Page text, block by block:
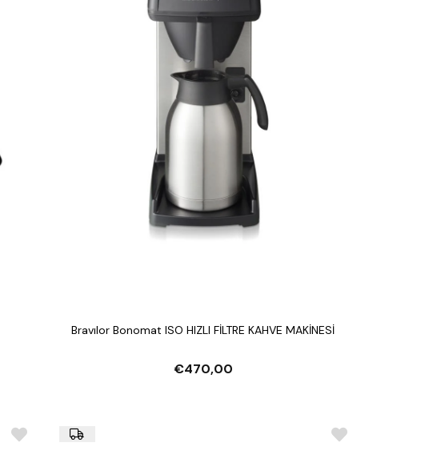
Bravılor Bonomat ISO HIZLI FİLTRE KAHVE MAKİNESİ
€470,00